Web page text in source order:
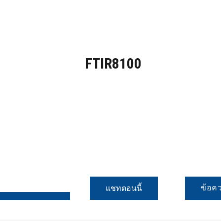
FTIR8100
แชทตอนนี้ ข้อค